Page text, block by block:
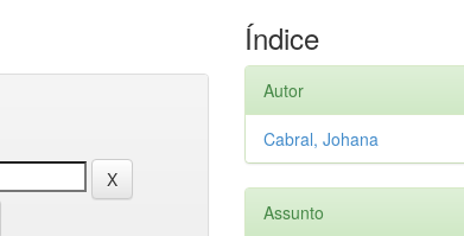
Índice
Autor
Cabral, Johana
Assunto